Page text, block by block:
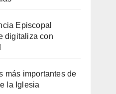
Episcopal
digitaliza con
más importantes de
la Iglesia